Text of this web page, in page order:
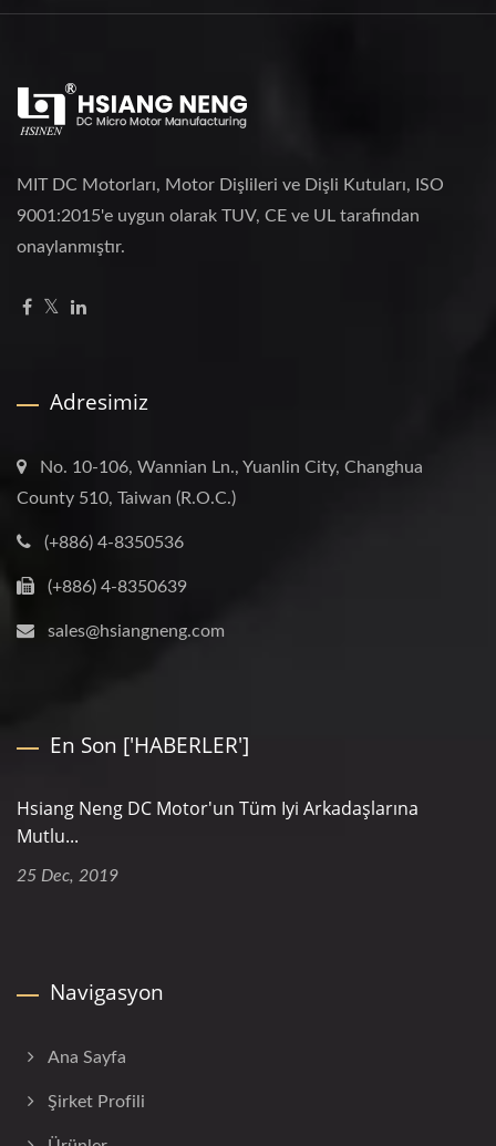
MIT DC Motorları, Motor Dişlileri ve Dişli Kutuları, ISO
9001:2015'e uygun olarak TUV, CE ve UL tarafından
onaylanmıştır.
Adresimiz
No. 10-106, Wannian Ln., Yuanlin City, Changhua
County 510, Taiwan (R.O.C.)
(+886) 4-8350536
(+886) 4-8350639
sales@hsiangneng.com
En Son ['HABERLER']
Hsiang Neng DC Motor'un Tüm Iyi Arkadaşlarına
Mutlu...
25 Dec, 2019
Navigasyon
Ana Sayfa
Şirket Profili